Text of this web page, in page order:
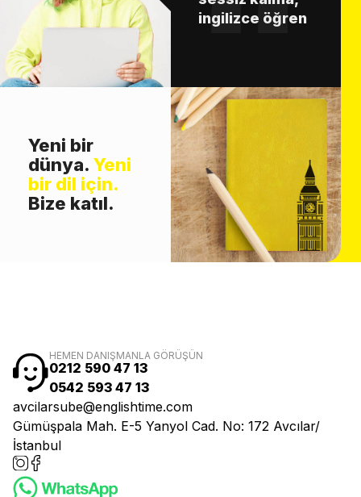
ingilizce öğren
Yeni bir
dünya. Yeni
bir dil için.
Bize katıl.
HEMEN DANIŞMANLA GÖRÜŞÜN
0212 590 47 13
0542 593 47 13
avcilarsube@englishtime.com
Gümüşpala Mah. E-5 Yanyol Cad. No: 172 Avcılar/
İstanbul